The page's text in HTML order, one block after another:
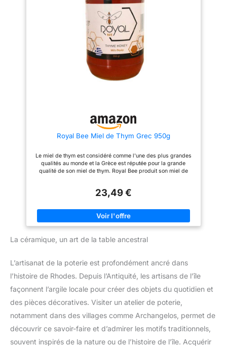
méditerranéenne en raison de
ses grandes propriétés
curatives et de sa place dans la
gastronomie et les recettes.
Vous pouvez consommer une
cuillère à soupe chaque matin à
jeun pour bénéficier de toutes
ses propriétés naturelles. Vous
miel de thym offre une saveur
intense et aromatique, avec des
notes herbacées qui raviront les
amateurs de miels de caractère.
💪 Bienfaits - Apprécié pour ses
propriétés naturellement
apaisantes et antiseptiques, le
miel de thym est idéal pour
soulager les maux de gorge et
soutenir le bien-être général. 🐝
miels de qualité, récoltés avec
authentique.
Royal Bee Miel de Thym Grec 950g
Le miel de thym est considéré comme l'une des plus grandes
qualités au monde et la Grèce est réputée pour la grande
qualité de son miel de thym. Royal Bee produit son miel de
particulier, sa texture agréable, sa couleur ambrée et le goût
connu pour être l'un des types de miel les plus sains au
monde. Il est très riche en nutriments, vitamines et
oligoéléments. Le miel grec est l'un des jalons de la diète
curatives et de sa place dans la gastronomie et les recettes.
pouvez également le tartiner sur du pain, des toasts, du yaourt
l'utiliser comme vinaigrette.
23,49 €
La céramique, un art de la table ancestral
L’artisanat de la poterie est profondément ancré dans
l’histoire de Rhodes. Depuis l’Antiquité, les artisans de l’île
façonnent l’argile locale pour créer des objets du quotidien et
des pièces décoratives. Visiter un atelier de poterie,
notamment dans des villages comme Archangelos, permet de
découvrir ce savoir-faire et d’admirer les motifs traditionnels,
souvent inspirés de la nature ou de l’histoire de l’île. Acquérir